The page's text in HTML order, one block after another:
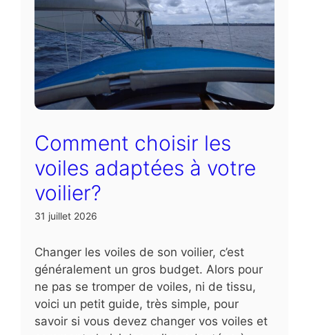
Comment choisir les
voiles adaptées à votre
voilier?
31 juillet 2026
Changer les voiles de son voilier, c’est
généralement un gros budget. Alors pour
ne pas se tromper de voiles, ni de tissu,
voici un petit guide, très simple, pour
savoir si vous devez changer vos voiles et